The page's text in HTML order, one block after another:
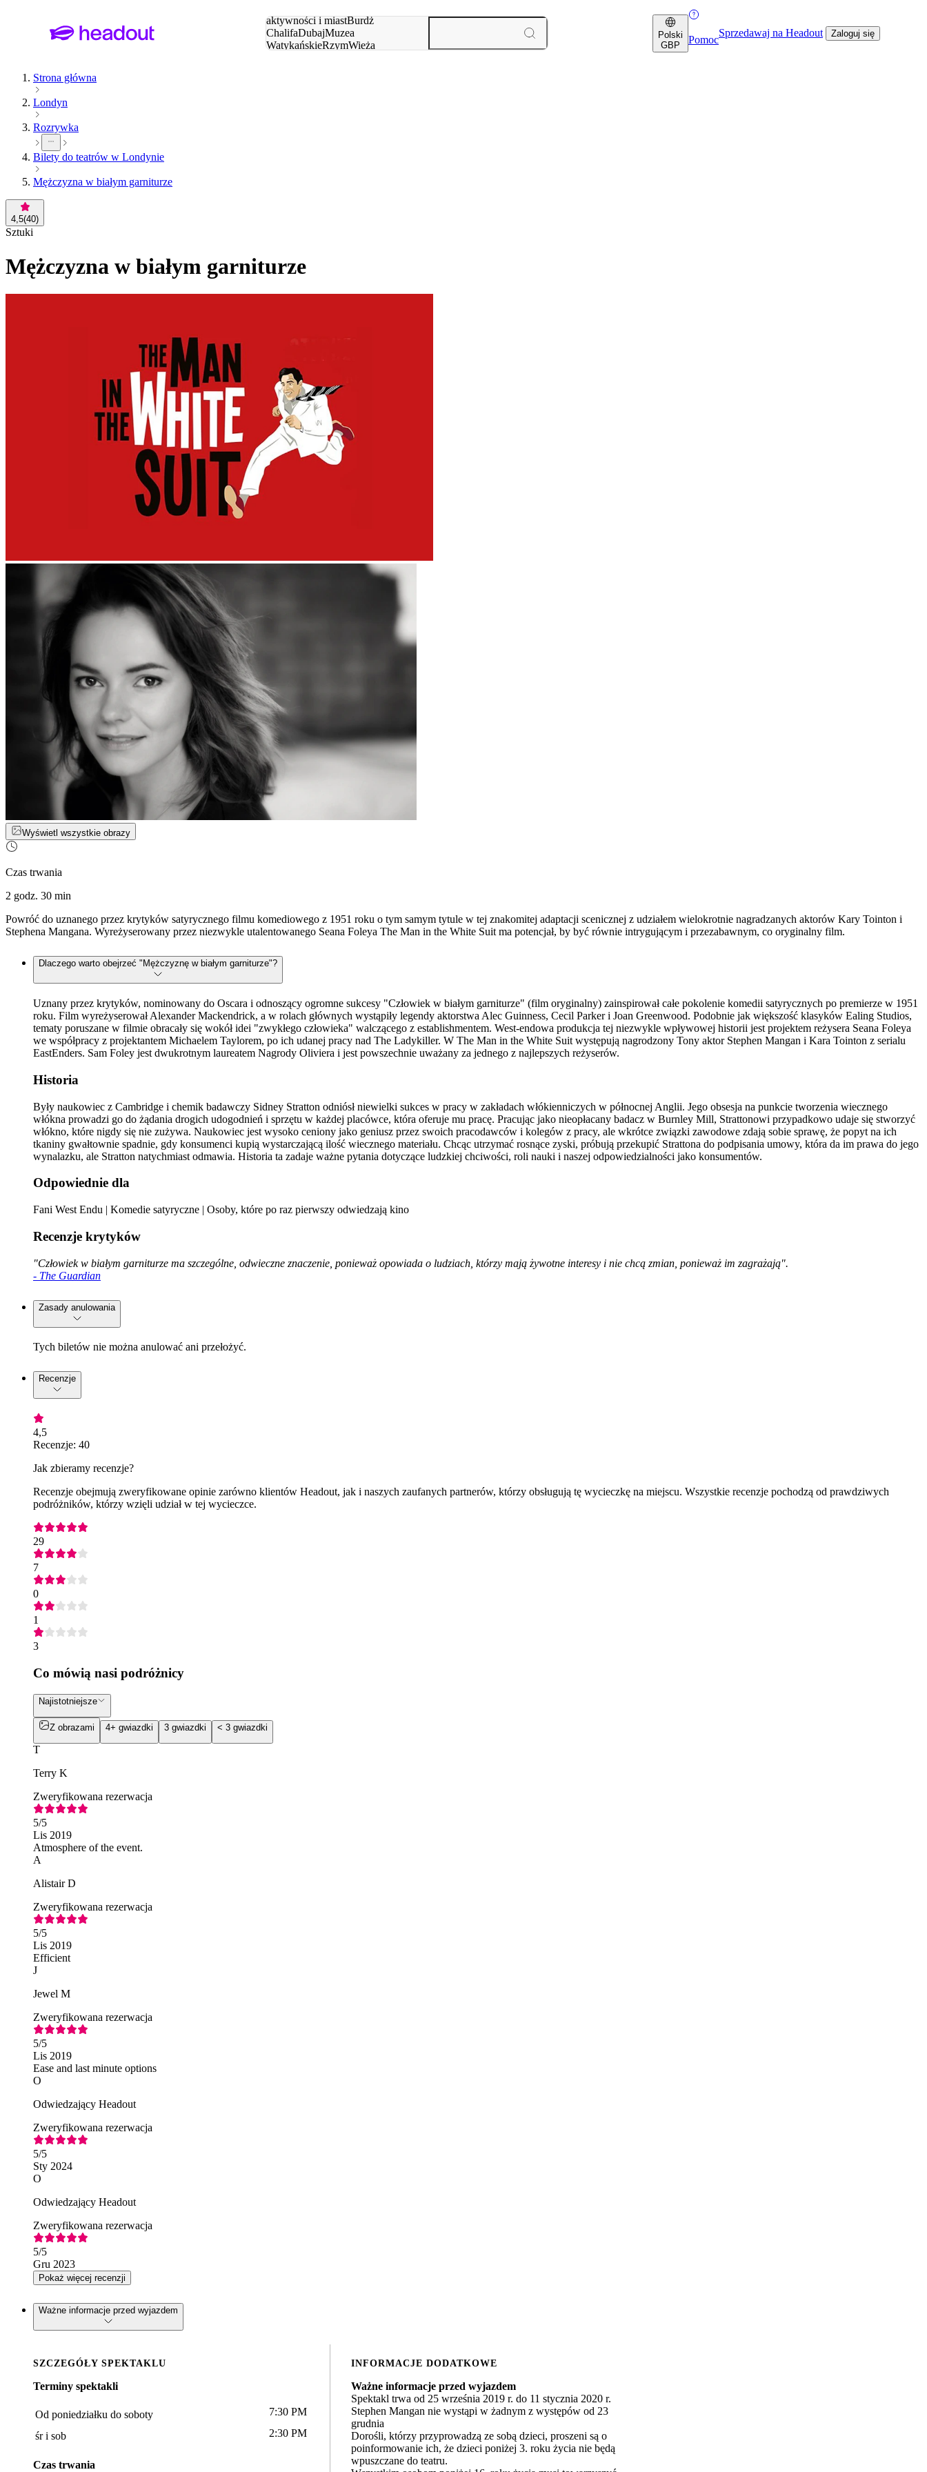
aktywności i miastBurdż
ChalifaDubajMuzea
WatykańskieRzymWieża
Polski
GBP
Pomoc
Sprzedawaj na Headout Zaloguj się
Strona główna
Londyn
Rozrywka
Bilety do teatrów w Londynie
Mężczyzna w białym garniturze
4,5(40)
Sztuki
Mężczyzna w białym garniturze
Wyświetl wszystkie obrazy
Czas trwania
2 godz. 30 min
Powróć do uznanego przez krytyków satyrycznego filmu komediowego z 1951 roku o tym samym tytule w tej znakomitej adaptacji scenicznej z udziałem wielokrotnie nagradzanych aktorów Kary Tointon i
Stephena Mangana. Wyreżyserowany przez niezwykle utalentowanego Seana Foleya The Man in the White Suit ma potencjał, by być równie intrygującym i przezabawnym, co oryginalny film.
Dlaczego warto obejrzeć "Mężczyznę w białym garniturze"?
Uznany przez krytyków, nominowany do Oscara i odnoszący ogromne sukcesy "Człowiek w białym garniturze" (film oryginalny) zainspirował całe pokolenie komedii satyrycznych po premierze w 1951
roku. Film wyreżyserował Alexander Mackendrick, a w rolach głównych wystąpiły legendy aktorstwa Alec Guinness, Cecil Parker i Joan Greenwood. Podobnie jak większość klasyków Ealing Studios,
tematy poruszane w filmie obracały się wokół idei "zwykłego człowieka" walczącego z establishmentem. West-endowa produkcja tej niezwykle wpływowej historii jest projektem reżysera Seana Foleya
we współpracy z projektantem Michaelem Taylorem, po ich udanej pracy nad The Ladykiller. W The Man in the White Suit występują nagrodzony Tony aktor Stephen Mangan i Kara Tointon z serialu
EastEnders. Sam Foley jest dwukrotnym laureatem Nagrody Oliviera i jest powszechnie uważany za jednego z najlepszych reżyserów.
Historia
Były naukowiec z Cambridge i chemik badawczy Sidney Stratton odniósł niewielki sukces w pracy w zakładach włókienniczych w północnej Anglii. Jego obsesja na punkcie tworzenia wiecznego
włókna prowadzi go do żądania drogich udogodnień i sprzętu w każdej placówce, która oferuje mu pracę. Pracując jako nieopłacany badacz w Burnley Mill, Strattonowi przypadkowo udaje się stworzyć
włókno, które nigdy się nie zużywa. Naukowiec jest wysoko ceniony jako geniusz przez swoich pracodawców i kolegów z pracy, ale wkrótce związki zawodowe zdają sobie sprawę, że popyt na ich
tkaniny gwałtownie spadnie, gdy konsumenci kupią wystarczającą ilość wiecznego materiału. Chcąc utrzymać rosnące zyski, próbują przekupić Strattona do podpisania umowy, która da im prawa do jego
wynalazku, ale Stratton natychmiast odmawia. Historia ta zadaje ważne pytania dotyczące ludzkiej chciwości, roli nauki i naszej odpowiedzialności jako konsumentów.
Odpowiednie dla
Fani West Endu | Komedie satyryczne | Osoby, które po raz pierwszy odwiedzają kino
Recenzje krytyków
"Człowiek w białym garniturze ma szczególne, odwieczne znaczenie, ponieważ opowiada o ludziach, którzy mają żywotne interesy i nie chcą zmian, ponieważ im zagrażają".
- The Guardian
Zasady anulowania
Tych biletów nie można anulować ani przełożyć.
Recenzje
4,5
Recenzje: 40
Jak zbieramy recenzje?
Recenzje obejmują zweryfikowane opinie zarówno klientów Headout, jak i naszych zaufanych partnerów, którzy obsługują tę wycieczkę na miejscu. Wszystkie recenzje pochodzą od prawdziwych
podróżników, którzy wzięli udział w tej wycieczce.
29
7
0
1
3
Co mówią nasi podróżnicy
Najistotniejsze
Z obrazami 4+ gwiazdki 3 gwiazdki < 3 gwiazdki
T
Terry K
Zweryfikowana rezerwacja
5/5
Lis 2019
Atmosphere of the event.
A
Alistair D
Zweryfikowana rezerwacja
5/5
Lis 2019
Efficient
J
Jewel M
Zweryfikowana rezerwacja
5/5
Lis 2019
Ease and last minute options
O
Odwiedzający Headout
Zweryfikowana rezerwacja
5/5
Sty 2024
O
Odwiedzający Headout
Zweryfikowana rezerwacja
5/5
Gru 2023
Pokaż więcej recenzji
Ważne informacje przed wyjazdem
SZCZEGÓŁY SPEKTAKLU
Terminy spektakli
Od poniedziałku do soboty 7:30 PM
śr i sob 2:30 PM
Czas trwania
INFORMACJE DODATKOWE
Ważne informacje przed wyjazdem
Spektakl trwa od 25 września 2019 r. do 11 stycznia 2020 r.
Stephen Mangan nie wystąpi w żadnym z występów od 23
grudnia
Dorośli, którzy przyprowadzą ze sobą dzieci, proszeni są o
poinformowanie ich, że dzieci poniżej 3. roku życia nie będą
wpuszczane do teatru.